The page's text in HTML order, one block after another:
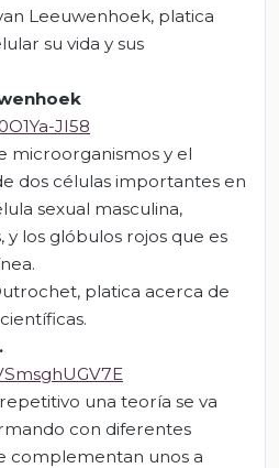
Leeuwenhoek, platica
su vida y sus
JI58
microorganismos y el
dos células importantes en
sexual masculina,
y los glóbulos rojos que es
platica acerca de
.
una teoría se va
con diferentes
complementan unos a